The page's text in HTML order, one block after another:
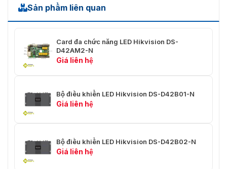
Sản phẩm liên quan
Card đa chức năng LED Hikvision DS-
D42AM2-N
Giá liên hệ
Bộ điều khiển LED Hikvision DS-D42B01-N
Giá liên hệ
Bộ điều khiển LED Hikvision DS-D42B02-N
Giá liên hệ